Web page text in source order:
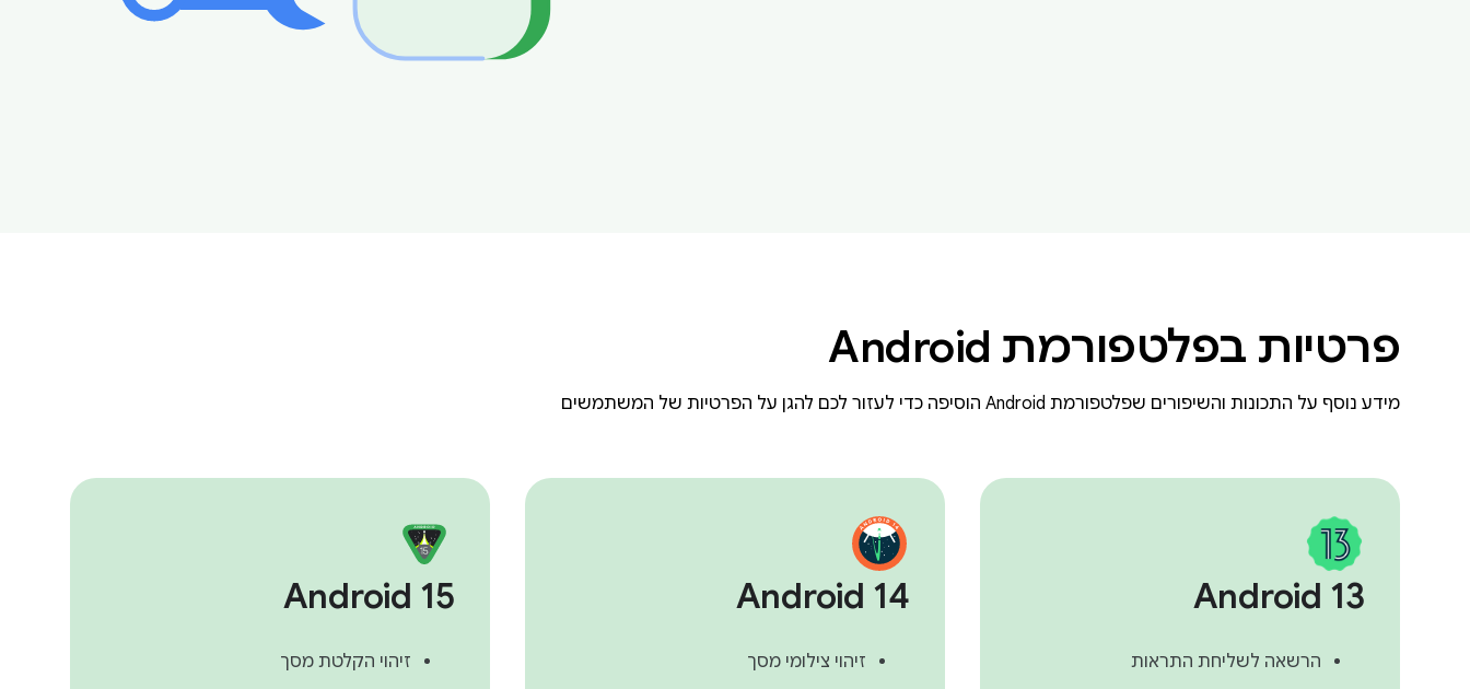
פרטיות בפלטפורמת Android
מידע נוסף על התכונות והשיפורים שפלטפורמת Android הוסיפה כדי לעזור לכם להגן על הפרטיות של המשתמשים
Android 13
הרשאה לשליחת התראות
Android 14
זיהוי צילומי מסך
Android 15
זיהוי הקלטת מסך